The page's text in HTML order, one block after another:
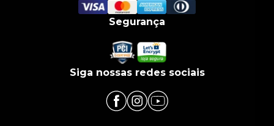
Segurança
Siga nossas redes sociais